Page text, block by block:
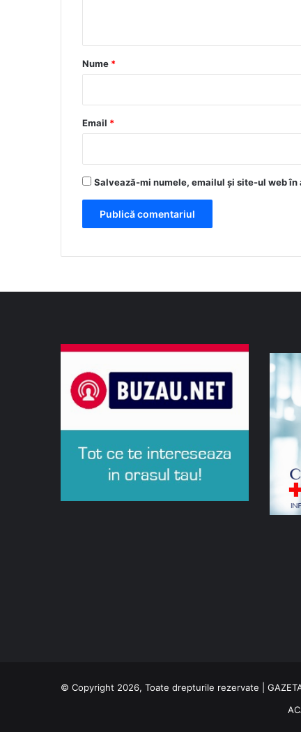
r
*
Nume *
Email *
Salvează-mi numele, emailul și site-ul web
© Copyright 2026, Toate drepturile rezervate |